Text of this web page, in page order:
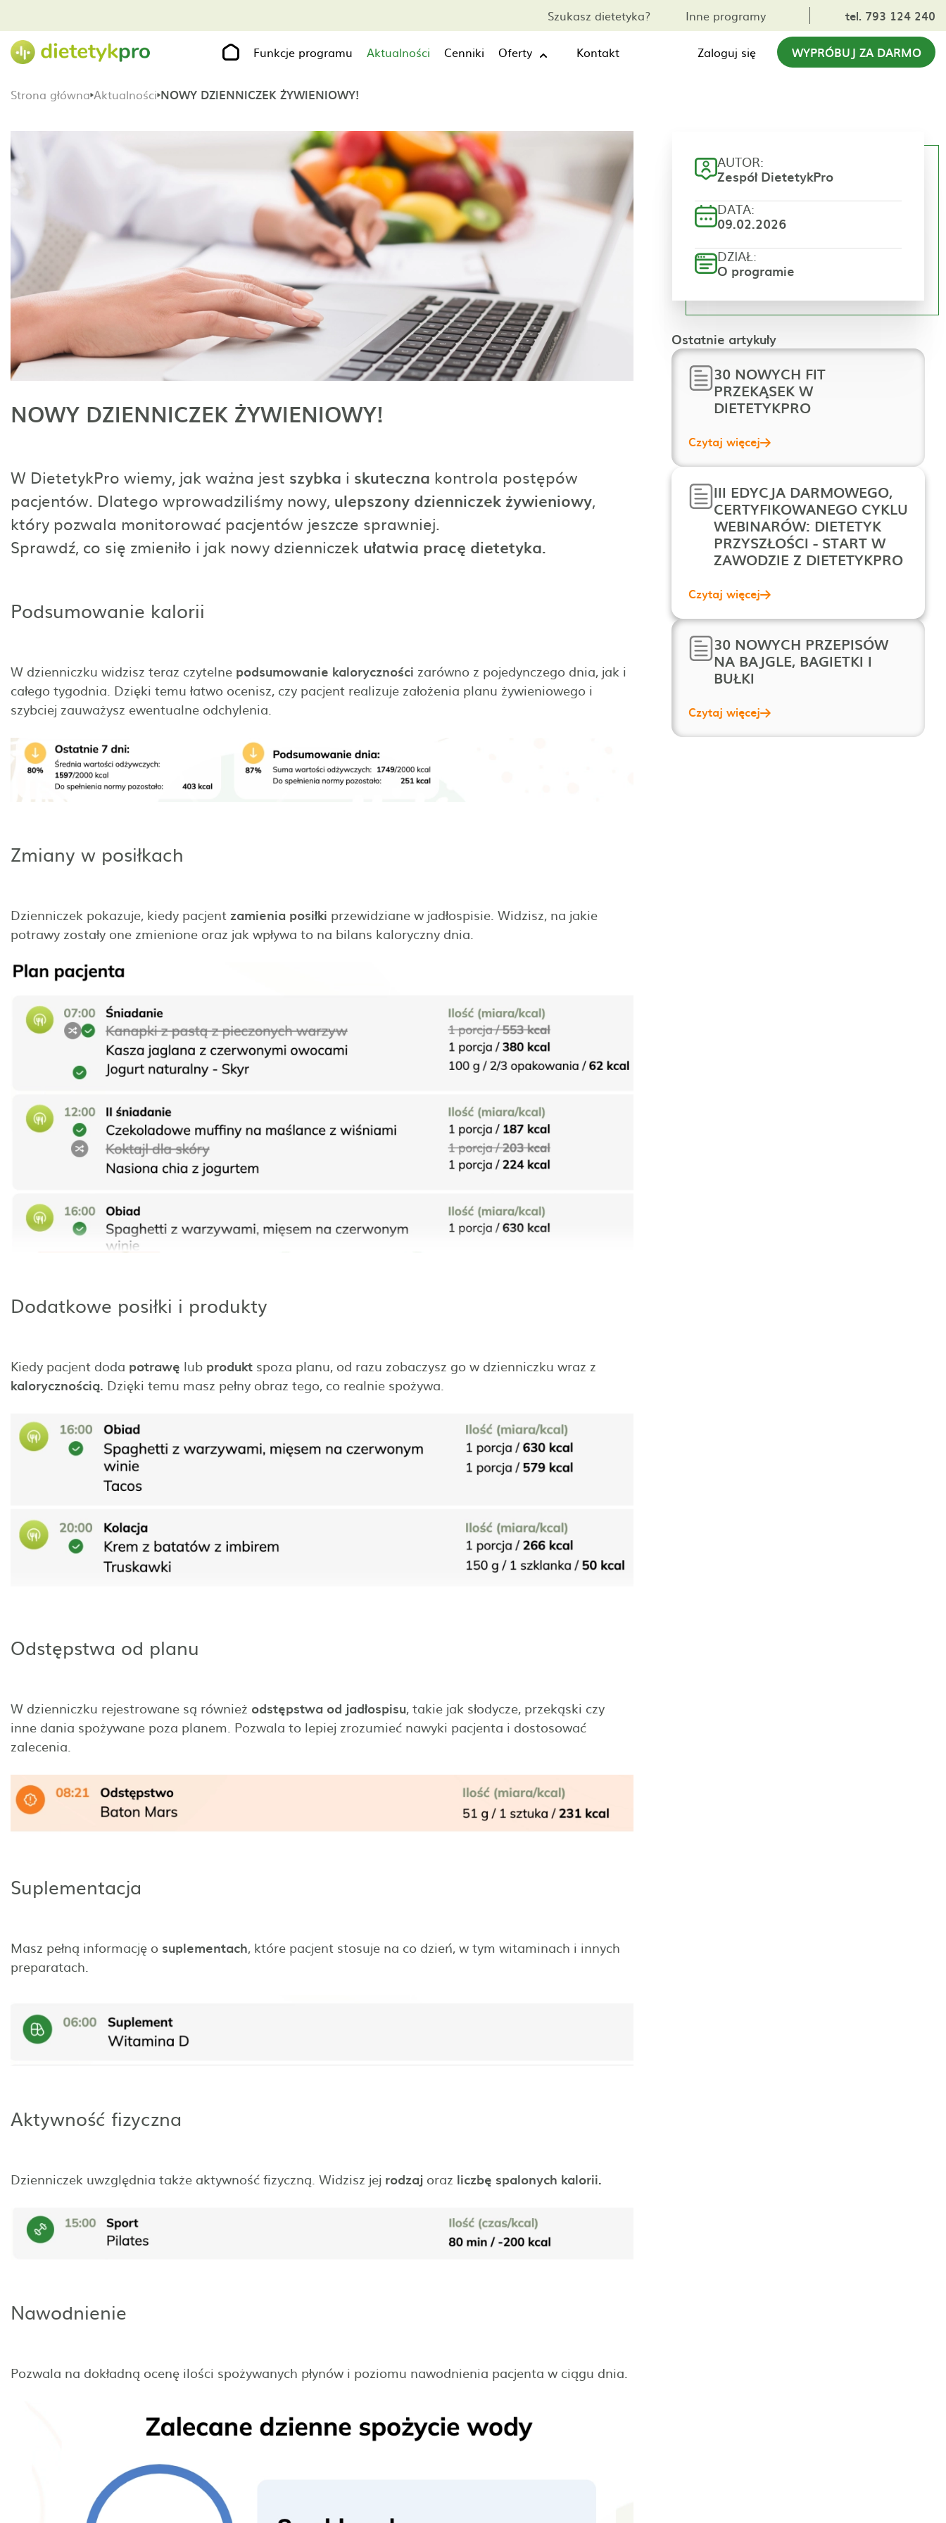
Szukasz dietetyka? Inne programy tel. 793 124 240
Funkcje programu Aktualności Cenniki Oferty Kontakt Zaloguj się WYPRÓBUJ ZA DARMO
Strona główna Aktualności NOWY DZIENNICZEK ŻYWIENIOWY!
NOWY DZIENNICZEK ŻYWIENIOWY!
W DietetykPro wiemy, jak ważna jest szybka i skuteczna kontrola postępów
pacjentów. Dlatego wprowadziliśmy nowy, ulepszony dzienniczek żywieniowy,
który pozwala monitorować pacjentów jeszcze sprawniej.
Sprawdź, co się zmieniło i jak nowy dzienniczek ułatwia pracę dietetyka.
Podsumowanie kalorii
W dzienniczku widzisz teraz czytelne podsumowanie kaloryczności zarówno z pojedynczego dnia, jak i
całego tygodnia. Dzięki temu łatwo ocenisz, czy pacjent realizuje założenia planu żywieniowego i
szybciej zauważysz ewentualne odchylenia.
Zmiany w posiłkach
Dzienniczek pokazuje, kiedy pacjentzamienia posiłki przewidziane w jadłospisie. Widzisz, na jakie
potrawy zostały one zmienione oraz jak wpływa to na bilans kaloryczny dnia.
Dodatkowe posiłki i produkty
Kiedy pacjent doda potrawę lub produkt spoza planu, od razu zobaczysz go w dzienniczku wraz z
kalorycznością. Dzięki temu masz pełny obraz tego, co realnie spożywa.
Odstępstwa od planu
W dzienniczku rejestrowane są również odstępstwa od jadłospisu, takie jak słodycze, przekąski czy
inne dania spożywane poza planem. Pozwala to lepiej zrozumieć nawyki pacjenta i dostosować
zalecenia.
Suplementacja
Masz pełną informację o suplementach, które pacjent stosuje na co dzień, w tym witaminach i innych
preparatach.
Aktywność fizyczna
Dzienniczek uwzględnia także aktywność fizyczną. Widzisz jej rodzaj oraz liczbę spalonych kalorii.
Nawodnienie
Pozwala na dokładną ocenę ilości spożywanych płynów i poziomu nawodnienia pacjenta w ciągu dnia.
AUTOR:
Zespół DietetykPro
DATA:
09.02.2026
DZIAŁ:
O programie
Ostatnie artykuły
30 NOWYCH FIT
PRZEKĄSEK W
DIETETYKPRO
Czytaj więcej
III EDYCJA DARMOWEGO,
CERTYFIKOWANEGO CYKLU
WEBINARÓW: DIETETYK
PRZYSZŁOŚCI - START W
ZAWODZIE Z DIETETYKPRO
Czytaj więcej
30 NOWYCH PRZEPISÓW
NA BAJGLE, BAGIETKI I
BUŁKI
Czytaj więcej